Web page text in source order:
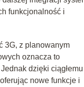
funkcjonalność i
3G, z planowanym
oznacza to
dzięki ciągłemu
nowe funkcje i